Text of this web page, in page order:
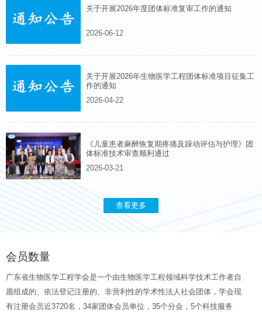
关于开展2026年度团体标准复审工作的通知
2026-06-12
关于开展2026年生物医学工程团体标准项目征集工
作的通知
2026-04-22
《儿童患者麻醉恢复期疼痛及躁动评估与护理》团
体标准技术审查顺利通过
2026-03-21
查看更多
会员数量
广东省生物医学工程学会是一个由生物医学工程领域科学技术工作者自
愿组成的、依法登记注册的、非营利性的学术性法人社会团体，学会现
有注册会员近3720名，34家团体会员单位，35个分会，5个科技服务